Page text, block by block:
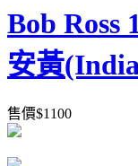
Bob Ross
安黃
售價$1100